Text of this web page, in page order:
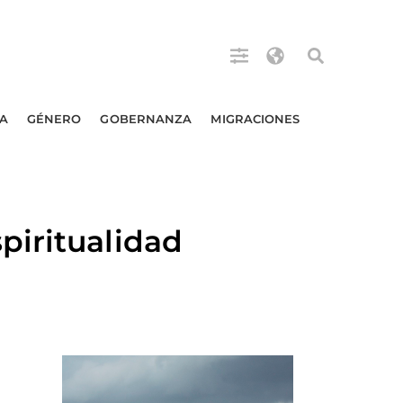
GÉNERO GOBERNANZA MIGRACIONES